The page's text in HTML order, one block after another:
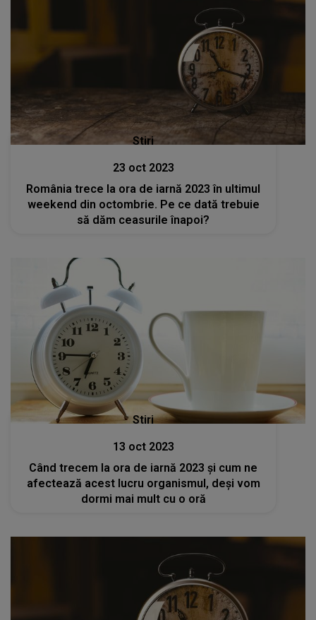
Stiri
23 oct 2023
România trece la ora de iarnă 2023 în ultimul
weekend din octombrie. Pe ce dată trebuie
să dăm ceasurile înapoi?
Stiri
13 oct 2023
Când trecem la ora de iarnă 2023 și cum ne
afectează acest lucru organismul, deși vom
dormi mai mult cu o oră